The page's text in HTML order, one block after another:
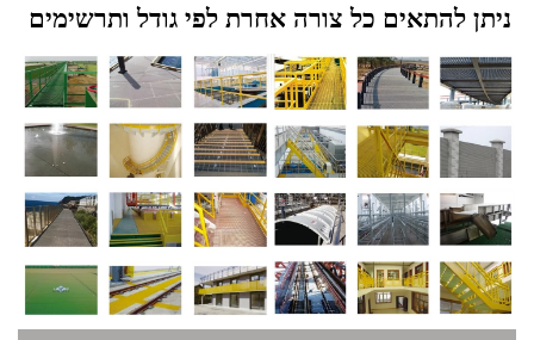
ניתן להתאים כל צורה אחרת לפי גודל ותרשימים